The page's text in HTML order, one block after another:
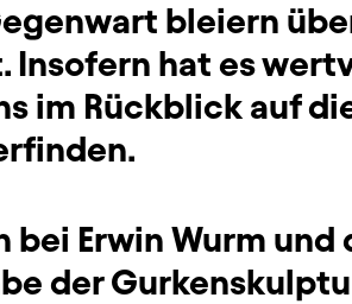
bleiern
Insofern hat es
im Rückblick auf
Erwin Wurm und
der